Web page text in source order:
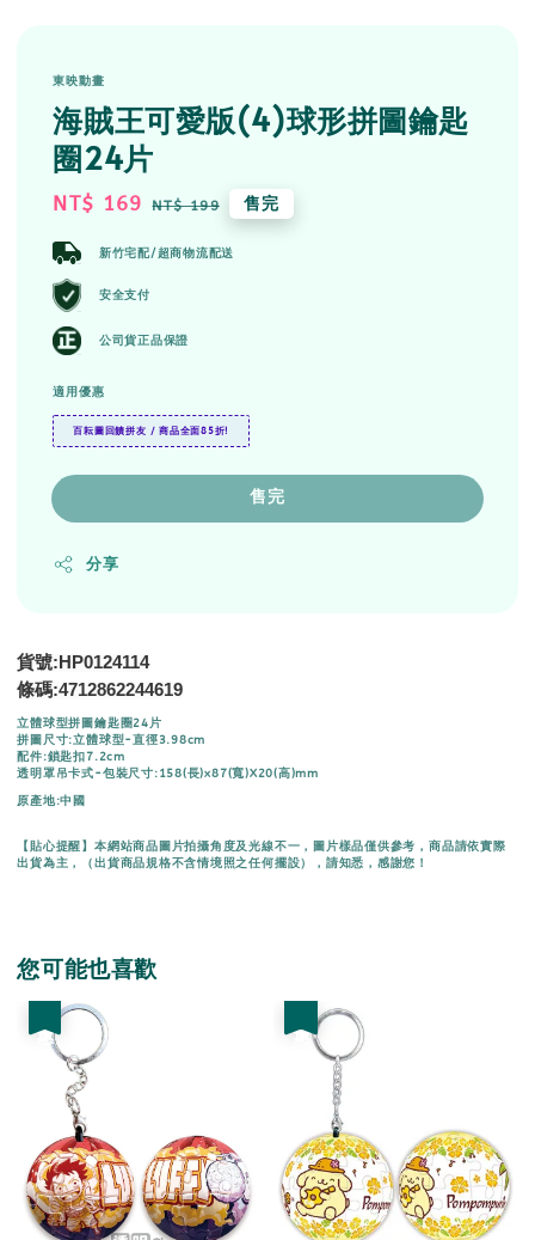
東映動畫
海賊王可愛版(4)球形拼圖鑰匙
圈24片
Sale
NT$ 169 Regular
NT$ 199 售完
新竹宅配/超商物流配送
安全支付
公司貨正品保證
適用優惠
百耘圖回饋拼友 / 商品全面85折!
售完
分享
貨號:HP0124114
條碼:4712862244619
立體球型拼圖鑰匙圈24片
拼圖尺寸:立體球型-直徑3.98cm
配件:鎖匙扣7.2cm
透明罩吊卡式-包裝尺寸:158(長)x87(寬)X20(高)mm
原產地:中國
【貼心提醒】本網站商品圖片拍攝角度及光線不一，圖片樣品僅供參考，商品請依實際
出貨為主，（出貨商品規格不含情境照之任何擺設），請知悉，感謝您！
您可能也喜歡